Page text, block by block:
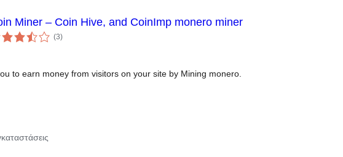
Miner – Coin Hive, and CoinImp monero miner
(3αξιολογήσεις
σύνολο
)
to earn money from visitors on your site by Mining monero.